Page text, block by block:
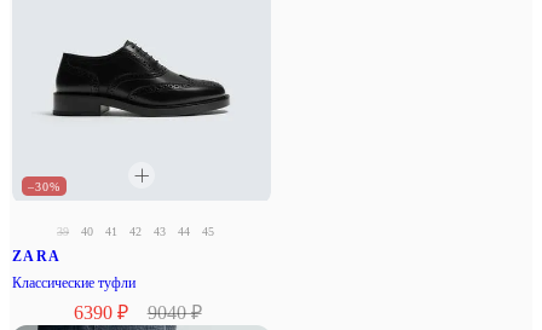
–30%
39 40 41 42 43 44 45
ZARA
Классические туфли
6390 ₽ 9040 ₽